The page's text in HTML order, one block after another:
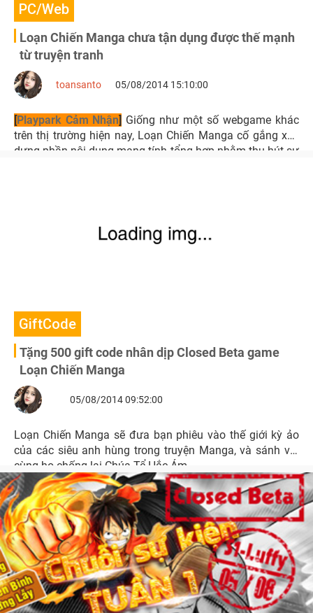
PC/Web
Loạn Chiến Manga chưa tận dụng được thế mạnh
từ truyện tranh
toansanto 05/08/2014 15:10:00
[Playpark Cảm Nhận] Giống như một số webgame khác
trên thị trường hiện nay, Loạn Chiến Manga cố gắng xây
dựng phần nội dung mang tính tổng hợp nhằm thu hút sự
GiftCode
Tặng 500 gift code nhân dịp Closed Beta game
Loạn Chiến Manga
05/08/2014 09:52:00
Loạn Chiến Manga sẽ đưa bạn phiêu vào thế giới kỳ ảo
của các siêu anh hùng trong truyện Manga, và sánh vai
cùng họ chống lại Chúa Tể Hắc Ám.